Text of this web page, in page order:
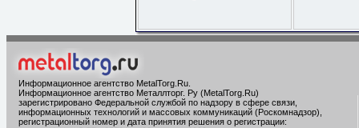
Информационное агентство MetalTorg.Ru
Информационное агентство Металлторг. Ру (MetalTorg.Ru)
зарегистрировано Федеральной службой по надзору в сфере связи,
информационных технологий и массовых коммуникаций (Роскомнадзор),
регистрационный номер и дата принятия решения о регистрации: